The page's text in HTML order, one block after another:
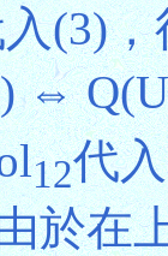
(3)
⇔
12代
於在